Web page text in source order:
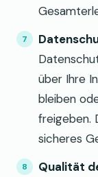
über Ihre
bleiben
freigeben.
sicheres
Qualität